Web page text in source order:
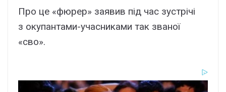
Про це «фюрер» заявив під час зустрічі
з окупантами-учасниками так званої
«сво».